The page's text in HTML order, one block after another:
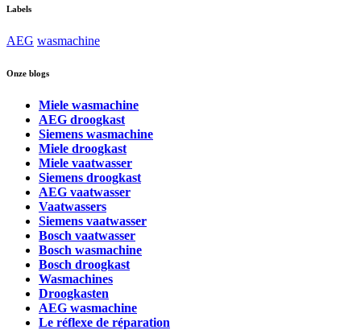
Labels
AEG wasmachine
Onze blogs
Miele wasmachine
AEG droogkast
Siemens wasmachine
Miele droogkast
Miele vaatwasser
Siemens droogkast
AEG vaatwasser
Vaatwassers
Siemens vaatwasser
Bosch vaatwasser
Bosch wasmachine
Bosch droogkast
Wasmachines
Droogkasten
AEG wasmachine
Le réflexe de réparation